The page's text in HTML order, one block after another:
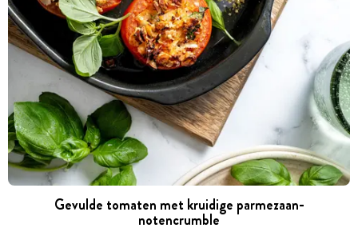
Gevulde tomaten met kruidige parmezaan-
notencrumble